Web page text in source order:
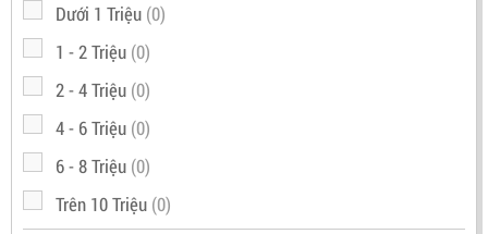
Dưới 1 Triệu (0)
1 - 2 Triệu (0)
2 - 4 Triệu (0)
4 - 6 Triệu (0)
6 - 8 Triệu (0)
Trên 10 Triệu (0)